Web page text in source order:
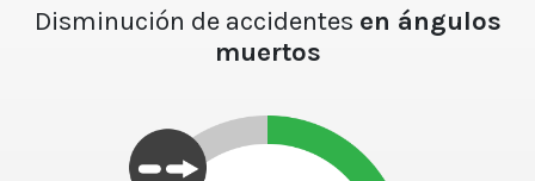
Disminución de accidentes en ángulos
muertos